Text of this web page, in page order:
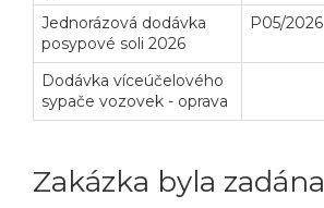
Jednorázová dodávka
posypové soli 2026
P05/2026
Dodávka víceúčelového
sypače vozovek - oprava
Zakázka byla zadána